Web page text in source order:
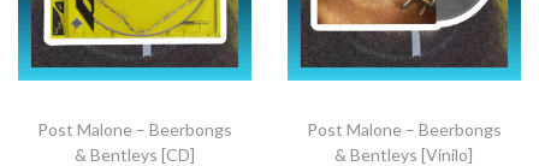
Post Malone – Beerbongs
& Bentleys [CD]
Post Malone – Beerbongs
& Bentleys [Vinilo]